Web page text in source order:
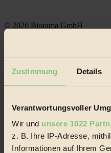
Zustimmung Details
Verantwortungsvoller
Wir und unsere 1022
z. B. Ihre IP-Adresse,
Informationen auf Ihrem
© 2026 Biorama GmbH
Biorama steht für einen
Lebenswandel. Es ist eine
Handels mit Bioprodukten, des
Social Media
22.601 Fans auf Facebook
3.415 Follower auf Twitter